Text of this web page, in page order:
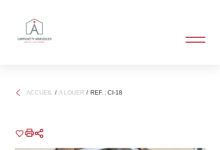
ACCUEIL A LOUER REF. : CI-18